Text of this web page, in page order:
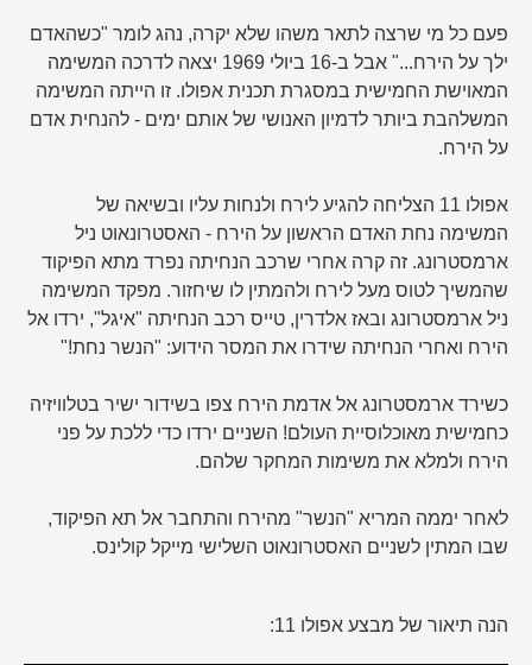
פעם כל מי שרצה לתאר משהו שלא יקרה, נהג לומר "כשהאדם
ילך על הירח..." אבל ב-16 ביולי 1969 יצאה לדרכה המשימה
המאוישת החמישית במסגרת תכנית אפולו. זו הייתה המשימה
המשלהבת ביותר לדמיון האנושי של אותם ימים - להנחית אדם
על הירח.
אפולו 11 הצליחה להגיע לירח ולנחות עליו ובשיאה של
המשימה נחת האדם הראשון על הירח - האסטרונאוט ניל
ארמסטרונג. זה קרה אחרי שרכב הנחיתה נפרד מתא הפיקוד
שהמשיך לטוס מעל לירח ולהמתין לו שיחזור. מפקד המשימה
ניל ארמסטרונג ובאז אלדרין, טייס רכב הנחיתה "איגל", ירדו אל
הירח ואחרי הנחיתה שידרו את המסר הידוע: "הנשר נחת!"
כשירד ארמסטרונג אל אדמת הירח צפו בשידור ישיר בטלוויזיה
כחמישית מאוכלוסיית העולם! השניים ירדו כדי ללכת על פני
הירח ולמלא את משימות המחקר שלהם.
לאחר יממה המריא "הנשר" מהירח והתחבר אל תא הפיקוד,
שבו המתין לשניים האסטרונאוט השלישי מייקל קולינס.
הנה תיאור של מבצע אפולו 11: